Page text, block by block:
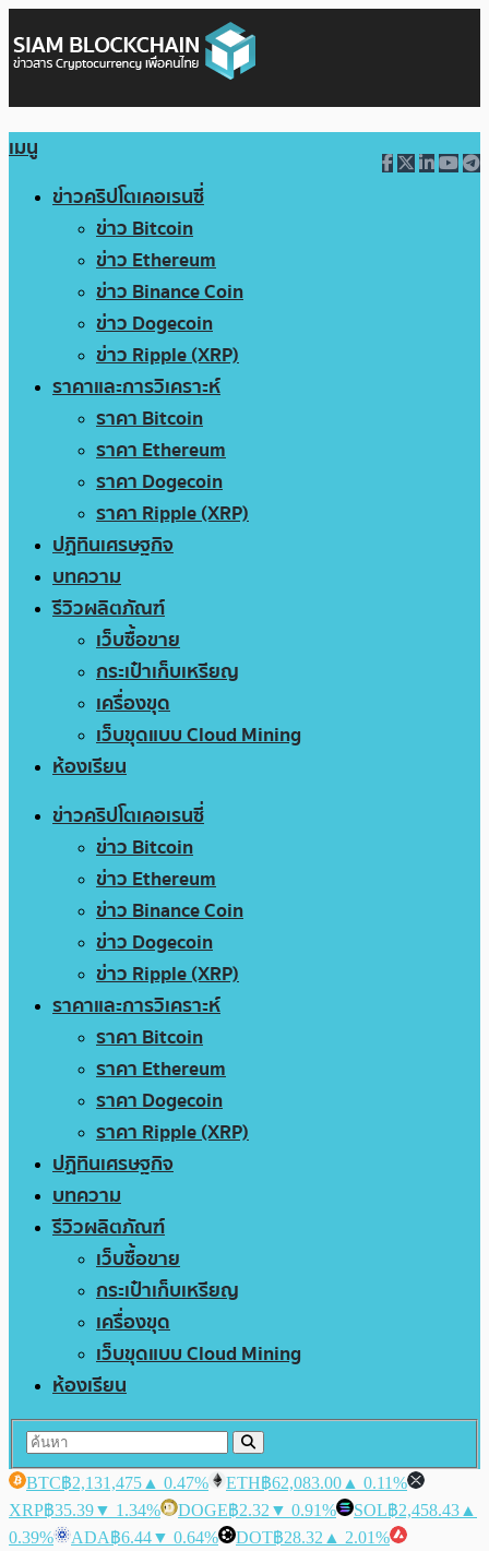
เมนู
ข่าวคริปโตเคอเรนซี่
ข่าว Bitcoin
ข่าว Ethereum
ข่าว Binance Coin
ข่าว Dogecoin
ข่าว Ripple (XRP)
ราคาและการวิเคราะห์
ราคา Bitcoin
ราคา Ethereum
ราคา Dogecoin
ราคา Ripple (XRP)
ปฏิทินเศรษฐกิจ
บทความ
รีวิวผลิตภัณฑ์
เว็บซื้อขาย
กระเป๋าเก็บเหรียญ
เครื่องขุด
เว็บขุดแบบ Cloud Mining
ห้องเรียน
ข่าวคริปโตเคอเรนซี่
ข่าว Bitcoin
ข่าว Ethereum
ข่าว Binance Coin
ข่าว Dogecoin
ข่าว Ripple (XRP)
ราคาและการวิเคราะห์
ราคา Bitcoin
ราคา Ethereum
ราคา Dogecoin
ราคา Ripple (XRP)
ปฏิทินเศรษฐกิจ
บทความ
รีวิวผลิตภัณฑ์
เว็บซื้อขาย
กระเป๋าเก็บเหรียญ
เครื่องขุด
เว็บขุดแบบ Cloud Mining
ห้องเรียน
BTC฿2,131,475 ▲ 0.47% ETH฿62,083.00 ▲ 0.11%
XRP฿35.39▼ 1.34% DOGE฿2.32 ▼ 0.91% SOL฿2,458.43 ▲
0.39%
ADA฿6.44▼ 0.64% DOT฿28.32 ▲ 2.01%